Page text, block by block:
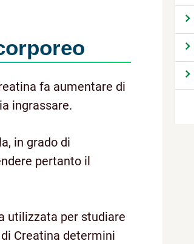
fa aumentare di
ingrassare.
in grado di
pertanto il
utilizzata per studiare
Creatina determini